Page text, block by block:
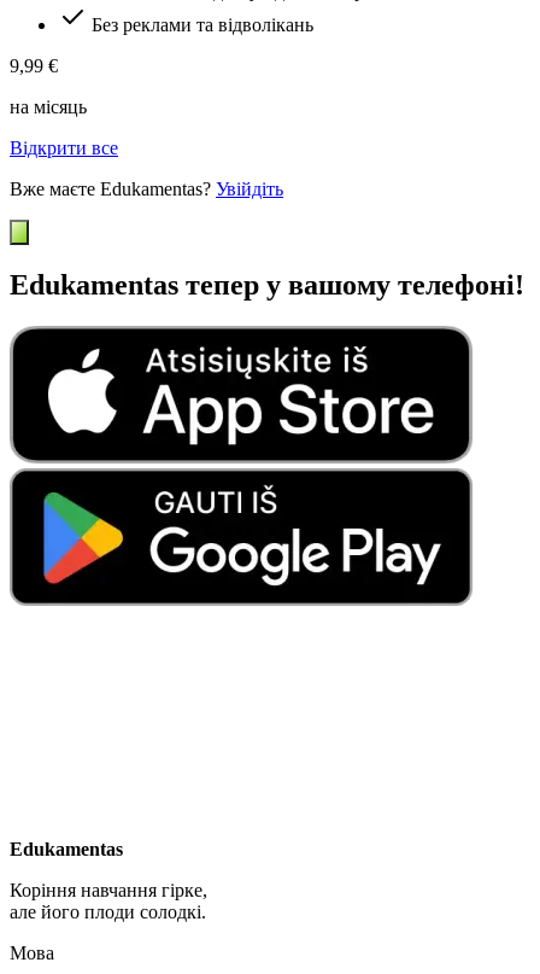
Без реклами та відволікань
9,99 €
на місяць
Відкрити все
Вже маєте Edukamentas? Увійдіть
Edukamentas тепер у вашому телефоні!
Edukamentas
Коріння навчання гірке,
але його плоди солодкі.
Мова